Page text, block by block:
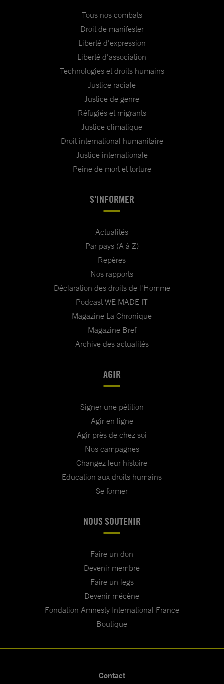
Tous nos combats
Droit de manifester
Liberté d'expression
Liberté d'association
Technologies et droits humains
Justice raciale
Justice de genre
Réfugiés et migrants
Justice climatique
Droit international humanitaire
Justice internationale
Peine de mort et torture
S'INFORMER
Actualités
Par pays (A à Z)
Repères
Nos rapports
Déclaration des droits de l'Homme
Podcast WE MADE IT
Magazine La Chronique
Magazine Bref
Archive des actualités
AGIR
Signer une pétition
Agir en ligne
Agir près de chez soi
Nos campagnes
Changez leur histoire
Education aux droits humains
Se former
NOUS SOUTENIR
Faire un don
Devenir membre
Faire un legs
Devenir mécène
Fondation Amnesty International France
Boutique
Contact